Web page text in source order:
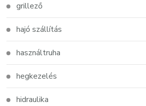
grillező
hajó szállítás
használtruha
hegkezelés
hidraulika